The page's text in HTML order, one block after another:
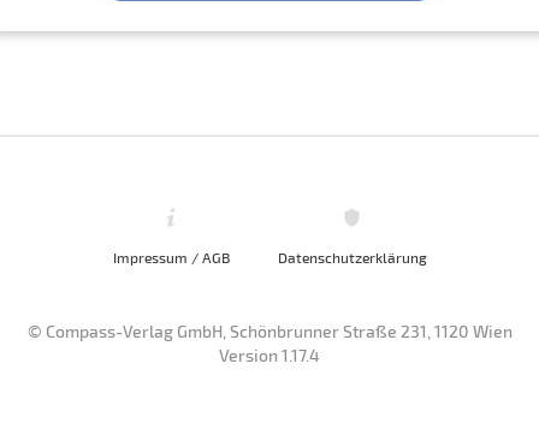
Impressum / AGB Datenschutzerklärung
© Compass-Verlag GmbH, Schönbrunner Straße 231, 1120 Wien
Version 1.17.4